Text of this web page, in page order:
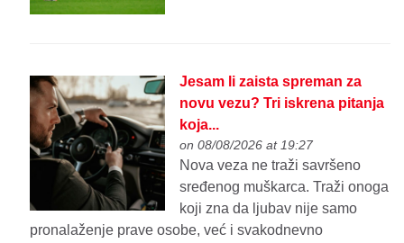
Jesam li zaista spreman za
novu vezu? Tri iskrena pitanja
koja...
on 08/08/2026 at 19:27
Nova veza ne traži savršeno
sređenog muškarca. Traži onoga
koji zna da ljubav nije samo
pronalaženje prave osobe, već i svakodnevno